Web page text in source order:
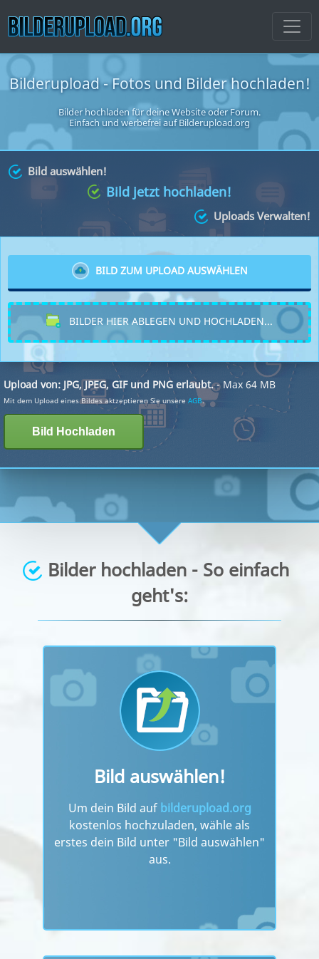
Bilderupload - Fotos und Bilder hochladen!
Bilder hochladen für deine Website oder Forum.
Einfach und werbefrei auf Bilderupload.org
Bild auswählen!
Bild jetzt hochladen!
Uploads Verwalten!
BILD ZUM UPLOAD AUSWÄHLEN
BILDER HIER ABLEGEN UND HOCHLADEN...
Upload von: JPG, JPEG, GIF und PNG erlaubt.- Max 64 MB
Mit dem Upload eines Bildes aktzeptieren Sie unsere AGB.
Bilder hochladen - So einfach
geht's:
Bild auswählen!
Um dein Bild auf bilderupload.org
kostenlos hochzuladen, wähle als
erstes dein Bild unter "Bild auswählen"
aus.